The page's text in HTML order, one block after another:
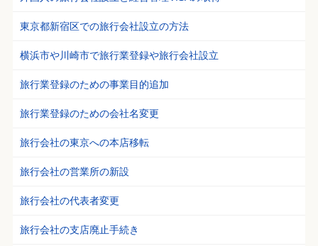
東京都新宿区での旅行会社設立の方法
横浜市や川崎市で旅行業登録や旅行会社設立
旅行業登録のための事業目的追加
旅行業登録のための会社名変更
旅行会社の東京への本店移転
旅行会社の営業所の新設
旅行会社の代表者変更
旅行会社の支店廃止手続き